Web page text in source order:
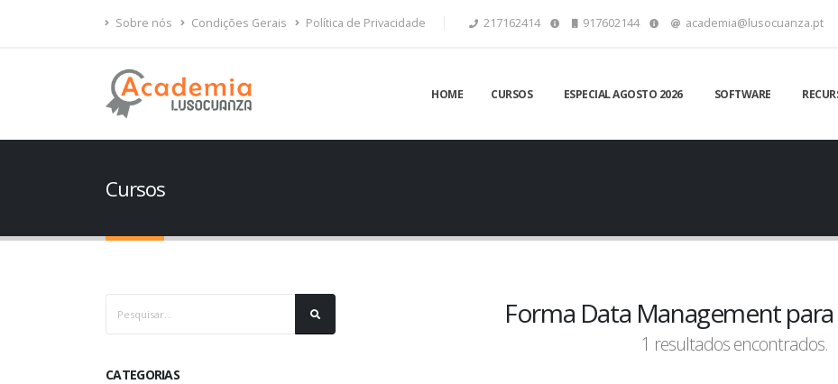
Sobre nós Condições Gerais Política de Privacidade 217162414 917602144 academia@lusocuanza.pt
HOME CURSOS ESPECIAL AGOSTO 2026 SOFTWARE
Cursos
CATEGORIAS
Forma Data Management
1 resultados encontrados.